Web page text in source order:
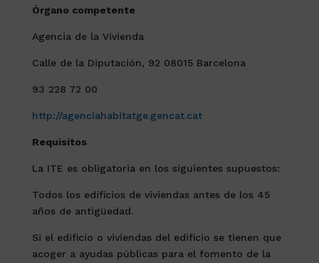
Órgano competente
Agencia de la Vivienda
Calle de la Diputación, 92 08015 Barcelona
93 228 72 00
http://agenciahabitatge.gencat.cat
Requisitos
La ITE es obligatoria en los siguientes supuestos:
Todos los edificios de viviendas antes de los 45
años de antigüedad.
Si el edificio o viviendas del edificio se tienen que
acoger a ayudas públicas para el fomento de la